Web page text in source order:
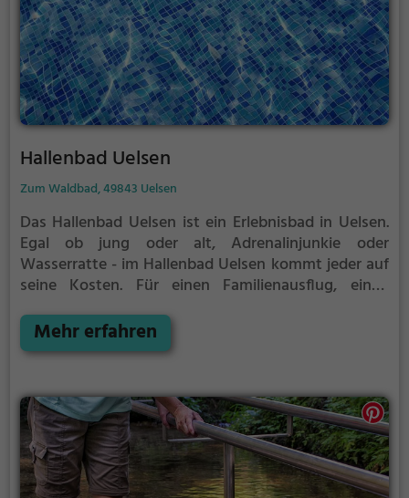
Hallenbad Uelsen
Zum Waldbad, 49843 Uelsen
Das Hallenbad Uelsen ist ein Erlebnisbad in Uelsen.
Egal ob jung oder alt, Adrenalinjunkie oder
Wasserratte - im Hallenbad Uelsen kommt jeder auf
seine Kosten. Für einen Familienausflug, einen
Hallenbad Uelsen genau die richtige Adresse.
Mehr erfahren